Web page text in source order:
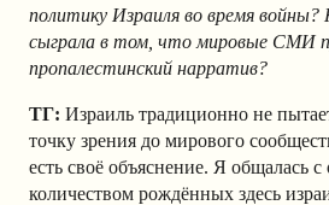
политику Израиля во время войны?
сыграла в том, что мировые СМИ
пропалестинский нарратив?
ТГ: Израиль традиционно не
точку зрения до мирового
есть своё объяснение. Я общалась
количеством рождённых здесь